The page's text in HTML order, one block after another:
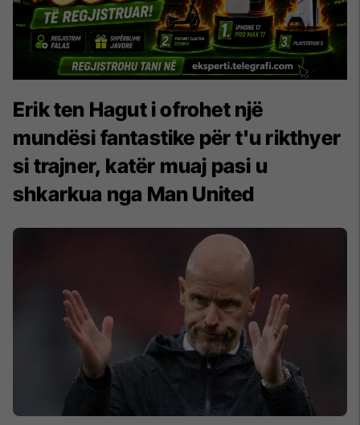
Erik ten Hagut i ofrohet një
mundësi fantastike për t'u rikthyer
si trajner, katër muaj pasi u
shkarkua nga Man United